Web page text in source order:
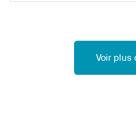
Voir plus